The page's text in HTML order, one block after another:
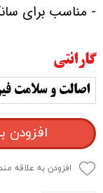
- مناسب برای
گارانتی
اصالت و سلامت
افزودن
افزودن به علاقه